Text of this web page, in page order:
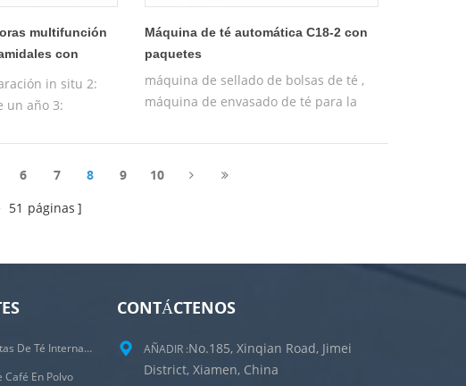
multifunción
con
in situ 2:
un año 3:
funcionamiento
Máquina de té automática C18-2 con
paquetes
máquina de sellado de bolsas de té ,
máquina de envasado de té para la
6 7 8 9
10
51 páginas
Máquina Empacadora De Bolsitas De Té Internas Y Externas
En Polvo
CONTÁCTENOS
AÑADIR :No.185, Xinqian Road, Jimei
District, Xiamen, China